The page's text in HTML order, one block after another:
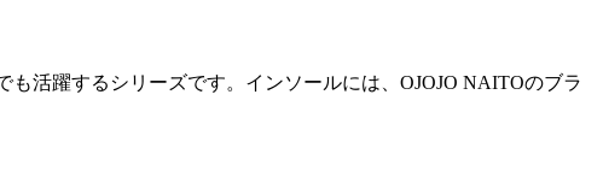
活躍するシリーズです。インソールには、OJOJO NAITOのブラ